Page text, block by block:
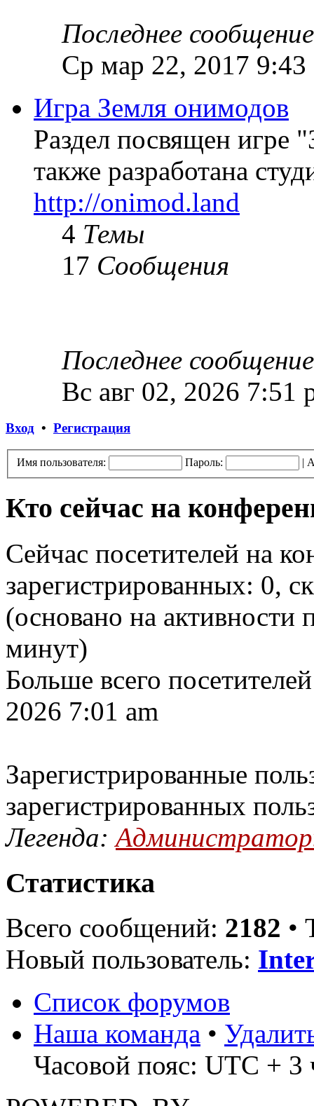
Последнее сообщение
Ср мар 22, 2017 9:43
Игра Земля онимодов
Раздел посвящен игре
также разработана
http://onimod.land
4 Темы
17 Сообщения
Последнее сообщение
Вс авг 02, 2026 7:51
Вход • Регистрация
Имя пользователя: Пароль: |
Кто сейчас на
Сейчас посетителей на
зарегистрированных: 0,
(основано на активности
минут)
Больше всего
2026 7:01 am
Зарегистрированные
зарегистрированных
Легенда:
Статистика
Всего сообщений: 2182 •
Новый пользователь:
Список форумов
Наша команда •
Часовой пояс: UTC + 3